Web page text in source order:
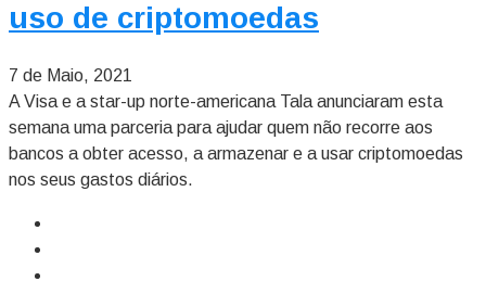
uso de criptomoedas
7 de Maio, 2021
A Visa e a star-up norte-americana Tala anunciaram esta
semana uma parceria para ajudar quem não recorre aos
bancos a obter acesso, a armazenar e a usar criptomoedas
nos seus gastos diários.